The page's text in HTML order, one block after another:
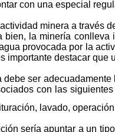
con una especial
minera a través
bien, la minería
provocada por la
importante destacar
debe ser
con las
lavado,
sería apuntar a un